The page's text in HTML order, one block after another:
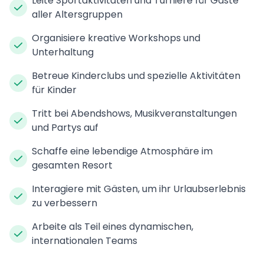
aller Altersgruppen
Organisiere kreative Workshops und
Unterhaltung
Betreue Kinderclubs und spezielle Aktivitäten
für Kinder
Tritt bei Abendshows, Musikveranstaltungen
und Partys auf
Schaffe eine lebendige Atmosphäre im
gesamten Resort
Interagiere mit Gästen, um ihr Urlaubserlebnis
zu verbessern
Arbeite als Teil eines dynamischen,
internationalen Teams